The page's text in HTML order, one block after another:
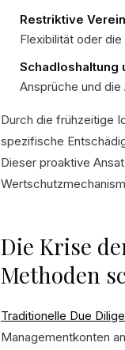
Restriktive
Flexibilität oder
Schadloshaltung
Ansprüche und
Durch die frühzeitige
spezifische
Dieser proaktive
Die Krise
Methoden
Traditionelle Due
Managementkonten